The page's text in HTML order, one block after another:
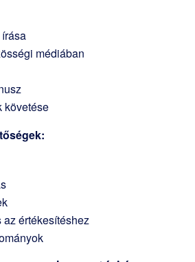
médiában
követése
értékesítéshez